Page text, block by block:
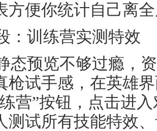
方便你统计自己离
：训练营实测特效
态预览不够过瘾，
枪试手感，在英雄
营”按钮，点击进
测试所有技能特效